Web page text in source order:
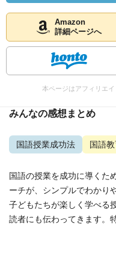
Amazon
詳細ページへ
本ページはアフィリエ
みんなの感想まとめ
国語授業成功法 国語
国語の授業を成功に導くた
ーチが、シンプルでわかり
子どもたちが楽しく学べる
読者にも伝わってきます。特